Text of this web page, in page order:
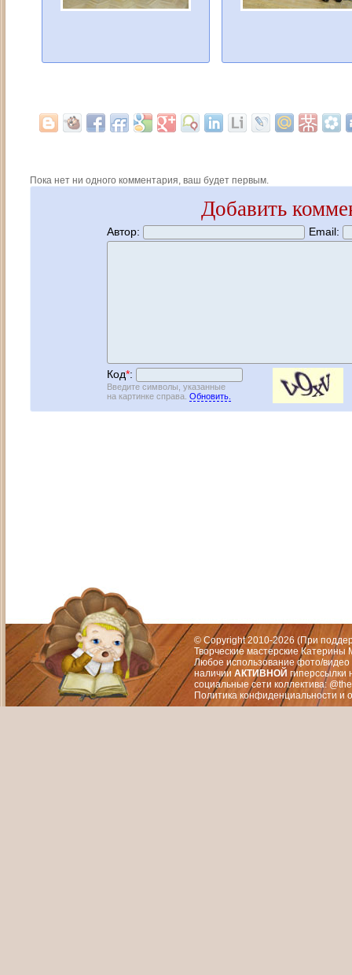
Пока нет ни одного комментария, ваш будет первым.
Добавить
Автор: Email:
Код*:
Введите символы, указанные
на картинке справа. Обновить.
© Copyright 2010-2026 (При
Творческие мастерские
Любое использование фото/видео
наличии АКТИВНОЙ гиперссылки
социальные сети коллектива:
Политика конфиденциальности и